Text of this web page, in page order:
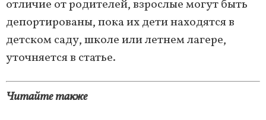
отличие от родителей, взрослые могут быть
депортированы, пока их дети находятся в
детском саду, школе или летнем лагере,
уточняется в статье.
Читайте также